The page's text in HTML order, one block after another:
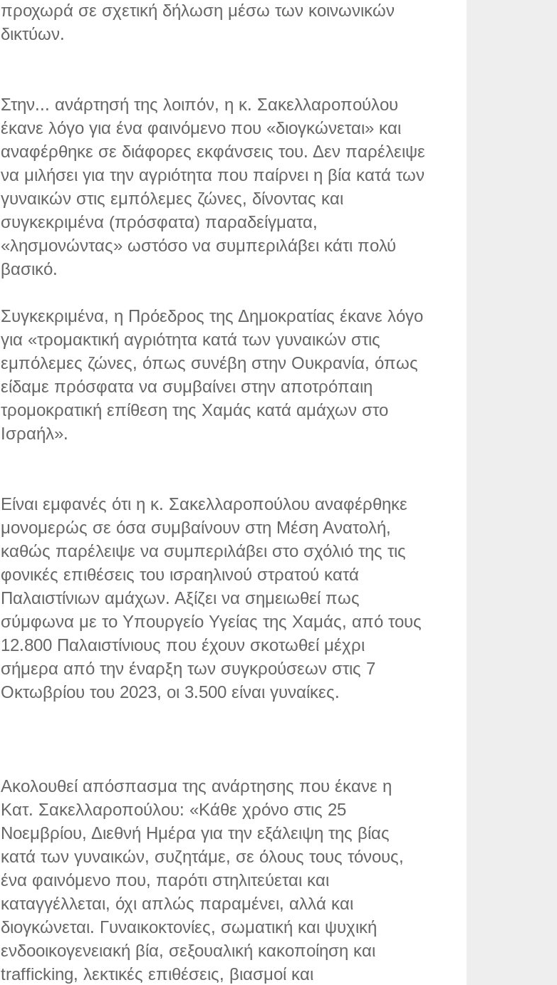
προχωρά σε σχετική δήλωση μέσω των κοινωνικών
δικτύων.
Στην... ανάρτησή της λοιπόν, η κ. Σακελλαροπούλου
έκανε λόγο για ένα φαινόμενο που «διογκώνεται» και
αναφέρθηκε σε διάφορες εκφάνσεις του. Δεν παρέλειψε
να μιλήσει για την αγριότητα που παίρνει η βία κατά των
γυναικών στις εμπόλεμες ζώνες, δίνοντας και
συγκεκριμένα (πρόσφατα) παραδείγματα,
«λησμονώντας» ωστόσο να συμπεριλάβει κάτι πολύ
βασικό.
Συγκεκριμένα, η Πρόεδρος της Δημοκρατίας έκανε λόγο
για «τρομακτική αγριότητα κατά των γυναικών στις
εμπόλεμες ζώνες, όπως συνέβη στην Ουκρανία, όπως
είδαμε πρόσφατα να συμβαίνει στην αποτρόπαιη
τρομοκρατική επίθεση της Χαμάς κατά αμάχων στο
Ισραήλ».
Είναι εμφανές ότι η κ. Σακελλαροπούλου αναφέρθηκε
μονομερώς σε όσα συμβαίνουν στη Μέση Ανατολή,
καθώς παρέλειψε να συμπεριλάβει στο σχόλιό της τις
φονικές επιθέσεις του ισραηλινού στρατού κατά
Παλαιστίνιων αμάχων. Αξίζει να σημειωθεί πως
σύμφωνα με το Υπουργείο Υγείας της Χαμάς, από τους
12.800 Παλαιστίνιους που έχουν σκοτωθεί μέχρι
σήμερα από την έναρξη των συγκρούσεων στις 7
Οκτωβρίου του 2023, οι 3.500 είναι γυναίκες.
Ακολουθεί απόσπασμα της ανάρτησης που έκανε η
Κατ. Σακελλαροπούλου: «Κάθε χρόνο στις 25
Νοεμβρίου, Διεθνή Ημέρα για την εξάλειψη της βίας
κατά των γυναικών, συζητάμε, σε όλους τους τόνους,
ένα φαινόμενο που, παρότι στηλιτεύεται και
καταγγέλλεται, όχι απλώς παραμένει, αλλά και
διογκώνεται. Γυναικοκτονίες, σωματική και ψυχική
ενδοοικογενειακή βία, σεξουαλική κακοποίηση και
trafficking, λεκτικές επιθέσεις, βιασμοί και